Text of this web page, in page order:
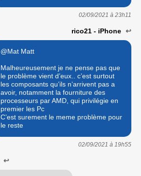
02/09/2021 à 23h11
rico21 - iPhone ↩
@Mat Matt
Malheureusement je ne pense pas que
le problème vient d’eux.. c’est surtout
les composants qu’ils n’arrivent pas a
avoir, notamment la fourniture des
processeurs par AMD, qui privilégie en
premier les Pc
C’est surement le meme problème pour
le reste
02/09/2021 à 19h55
↩